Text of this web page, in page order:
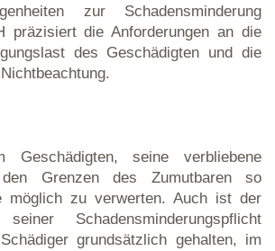
zur Schadensminderung
präzisiert die Anforderungen an die
des Geschädigten und die
Geschädigten, seine verbliebene
Grenzen des Zumutbaren so
möglich zu verwerten. Auch ist der
Schadensminderungspflicht
grundsätzlich gehalten, im